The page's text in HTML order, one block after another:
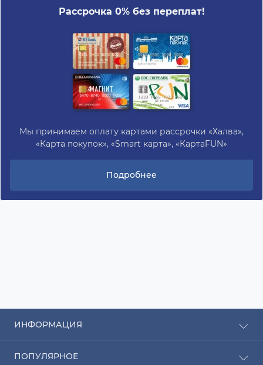
Рассрочка 0% без переплат!
Мы принимаем оплату картами рассрочки «Халва»,
«Карта покупок», «Smart карта», «КартаFUN»
Подробнее
ИНФОРМАЦИЯ
Оплата
ПОПУЛЯРНОЕ